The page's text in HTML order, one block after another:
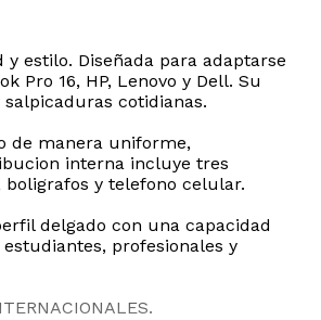
estilo. Diseñada para adaptarse
Pro 16, HP, Lenovo y Dell. Su
cotidianas.
de manera uniforme,
interna incluye tres
y telefono celular.
delgado con una capacidad
profesionales y